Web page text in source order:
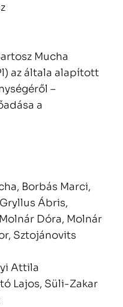
Mucha
az általa alapított
–
a
Borbás Marci,
Ábris,
Dóra, Molnár
Sztojánovits
Attila
Lajos, Süli-Zakar